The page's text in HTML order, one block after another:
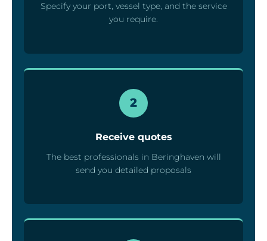
Specify your port, vessel type, and the service
you require.
2
Receive quotes
The best professionals in Beringhaven will
send you detailed proposals